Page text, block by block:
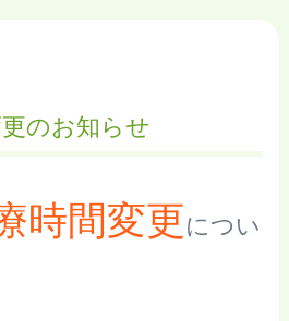
のお知らせ
時間変更につい